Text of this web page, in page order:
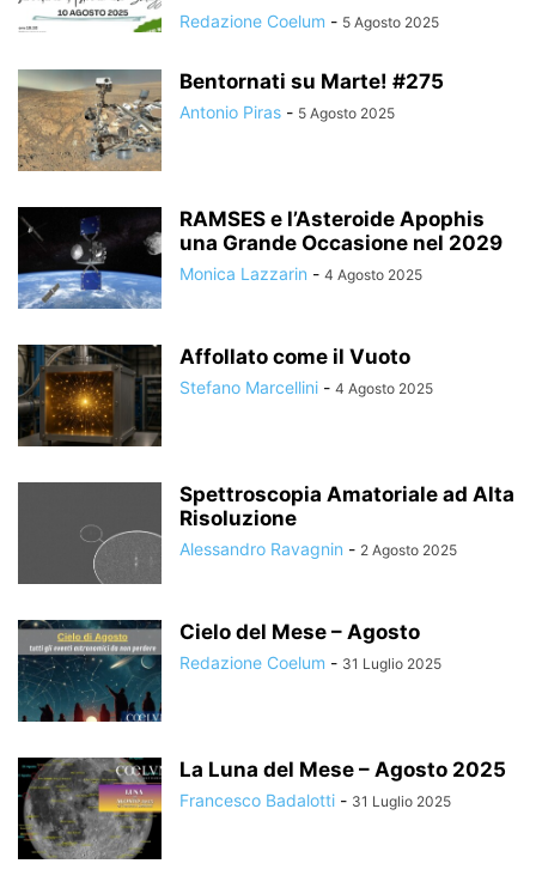
Redazione Coelum - 5 Agosto 2025
Bentornati su Marte! #275
Antonio Piras - 5 Agosto 2025
RAMSES e l’Asteroide Apophis
una Grande Occasione nel 2029
Monica Lazzarin - 4 Agosto 2025
Affollato come il Vuoto
Stefano Marcellini - 4 Agosto 2025
Spettroscopia Amatoriale ad Alta
Risoluzione
Alessandro Ravagnin - 2 Agosto 2025
Cielo del Mese – Agosto
Redazione Coelum - 31 Luglio 2025
La Luna del Mese – Agosto 2025
Francesco Badalotti - 31 Luglio 2025